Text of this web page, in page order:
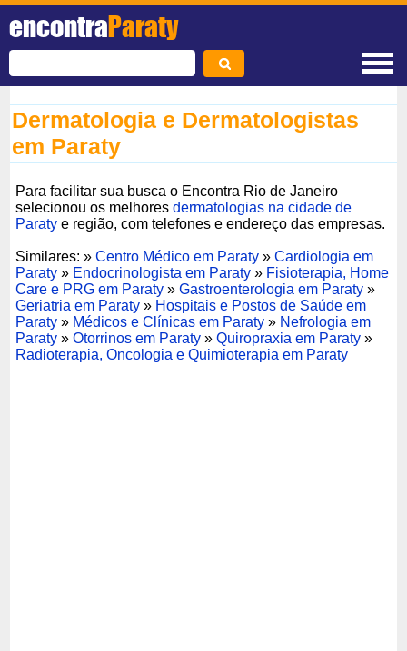
encontraParaty
Dermatologia e Dermatologistas
em Paraty
Para facilitar sua busca o Encontra Rio de Janeiro
selecionou os melhoresdermatologias na cidade de
Paraty e região, com telefones e endereço das empresas.
Similares: »Centro Médico em Paraty »Cardiologia em
Paraty » Endocrinologista em Paraty » Fisioterapia, Home
Care e PRG em Paraty »Gastroenterologia em Paraty »
Geriatria em Paraty » Hospitais e Postos de Saúde em
Paraty» Médicos e Clínicas em Paraty » Nefrologia em
Paraty »Otorrinos em Paraty »Quiropraxia em Paraty »
Radioterapia, Oncologia e Quimioterapia em Paraty